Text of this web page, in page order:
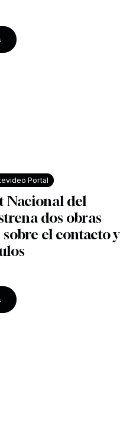
Portal
Nacional del
dos obras
el contacto y